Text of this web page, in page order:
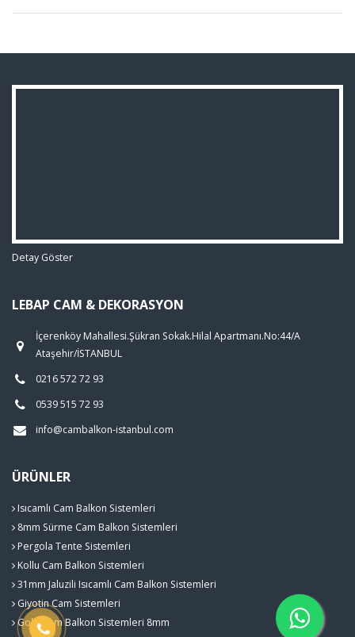
Detay Göster
LEBAP CAM & DEKORASYON
İçerenköy Mahallesi.Şükran Sokak.Hilal Apartmanı.No:44/A
Ataşehir/İSTANBUL
0216 572 72 93
0539 515 72 93
info@cambalkon-istanbul.com
ÜRÜNLER
Isıcamlı Cam Balkon Sistemleri
8mm Sürme Cam Balkon Sistemleri
Pergola Tente Sistemleri
Kollu Cam Balkon Sistemleri
31mm Jaluzili Isıcamlı Cam Balkon Sistemleri
Giyotin Cam Sistemleri
Gold Cam Balkon Sistemleri 8mm